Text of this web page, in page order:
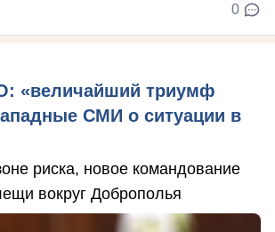
0
«величайший триумф
СМИ о ситуации в
риска, новое командование
вокруг Доброполья